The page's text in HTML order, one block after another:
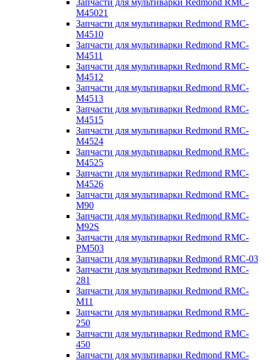
Запчасти для мультиварки Redmond RMC-
M45021
Запчасти для мультиварки Redmond RMC-
M4510
Запчасти для мультиварки Redmond RMC-
M4511
Запчасти для мультиварки Redmond RMC-
M4512
Запчасти для мультиварки Redmond RMC-
M4513
Запчасти для мультиварки Redmond RMC-
M4515
Запчасти для мультиварки Redmond RMC-
M4524
Запчасти для мультиварки Redmond RMC-
M4525
Запчасти для мультиварки Redmond RMC-
M4526
Запчасти для мультиварки Redmond RMC-
M90
Запчасти для мультиварки Redmond RMC-
M92S
Запчасти для мультиварки Redmond RMC-
PM503
Запчасти для мультиварки Redmond RMC-03
Запчасти для мультиварки Redmond RMC-
281
Запчасти для мультиварки Redmond RMC-
M11
Запчасти для мультиварки Redmond RMC-
250
Запчасти для мультиварки Redmond RMC-
450
Запчасти для мультиварки Redmond RMC-